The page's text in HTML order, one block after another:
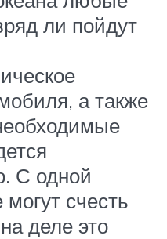
ли пойдут
а также
С одной
счесть
деле это